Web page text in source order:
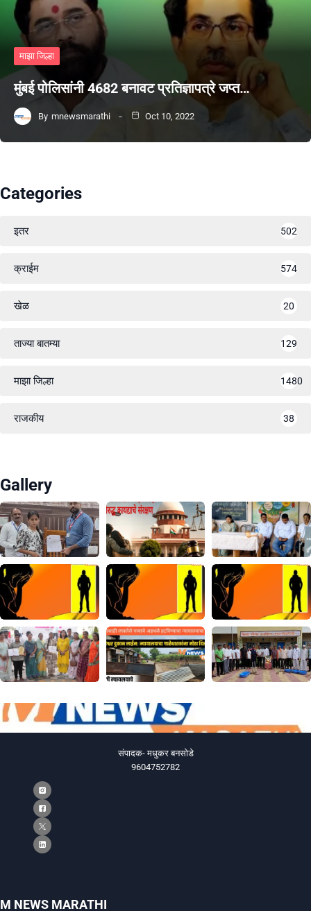
माझा जिल्हा
मुंबई पोलिसांनी 4682 बनावट प्रतिज्ञापत्रे जप्त…
By mnewsmarathi Oct 10, 2022
Categories
इतर 502
क्राईम 574
खेळ 20
ताज्या बातम्या 129
माझा जिल्हा 1480
राजकीय 38
Gallery
संपादक- मधुकर बनसोडे
9604752782
M NEWS MARATHI